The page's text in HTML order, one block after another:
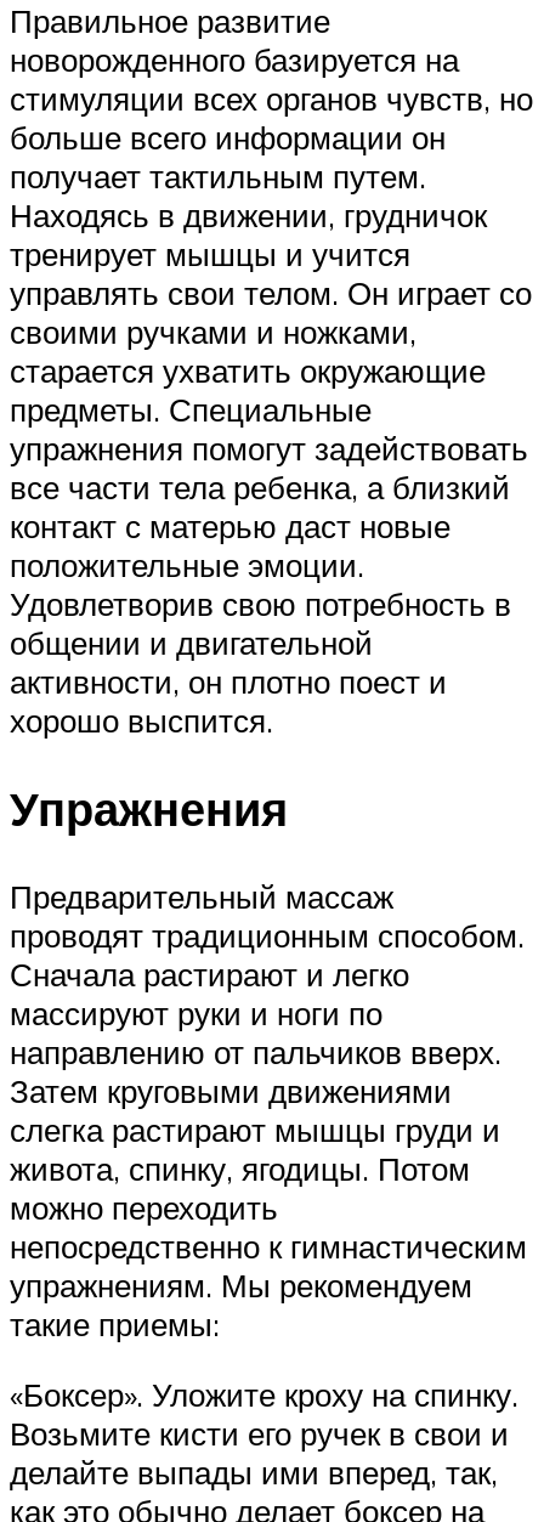
Правильное развитие
новорожденного базируется на
стимуляции всех органов чувств, но
больше всего информации он
получает тактильным путем.
Находясь в движении, грудничок
тренирует мышцы и учится
управлять свои телом. Он играет со
своими ручками и ножками,
старается ухватить окружающие
предметы. Специальные
упражнения помогут задействовать
все части тела ребенка, а близкий
контакт с матерью даст новые
положительные эмоции.
Удовлетворив свою потребность в
общении и двигательной
активности, он плотно поест и
хорошо выспится.
Упражнения
Предварительный массаж
проводят традиционным способом.
Сначала растирают и легко
массируют руки и ноги по
направлению от пальчиков вверх.
Затем круговыми движениями
слегка растирают мышцы груди и
живота, спинку, ягодицы. Потом
можно переходить
непосредственно к гимнастическим
упражнениям. Мы рекомендуем
такие приемы:
«Боксер». Уложите кроху на спинку.
Возьмите кисти его ручек в свои и
делайте выпады ими вперед, так,
как это обычно делает боксер на